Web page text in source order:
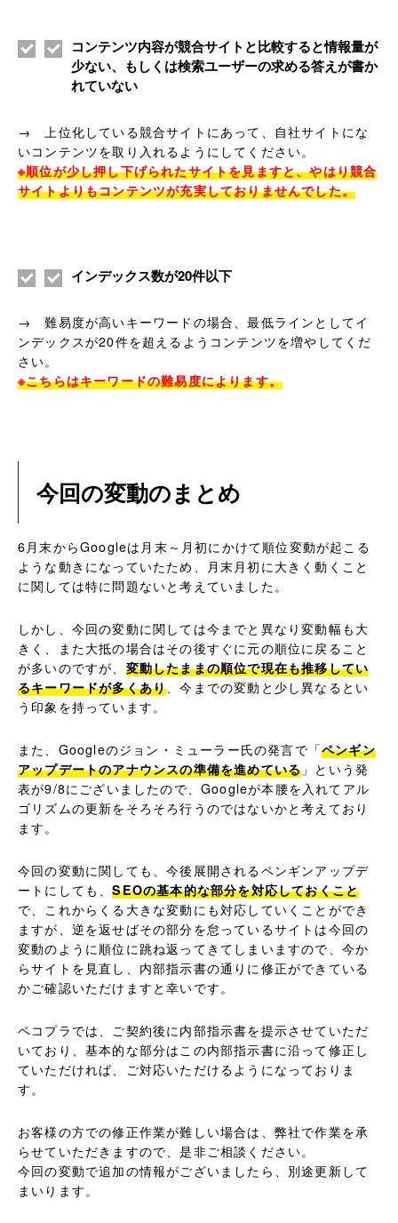
コンテンツ内容が競合サイトと比較すると情報量が
少ない、もしくは検索ユーザーの求める答えが書か
れていない
→ 上位化している競合サイトにあって、自社サイトにな
いコンテンツを取り入れるようにしてください。
※順位が少し押し下げられたサイトを見ますと、やはり競合
サイトよりもコンテンツが充実しておりませんでした。
インデックス数が20件以下
→ 難易度が高いキーワードの場合、最低ラインとしてイ
ンデックスが20件を超えるようコンテンツを増やしてくだ
さい。
※こちらはキーワードの難易度によります。
今回の変動のまとめ
6月末からGoogleは月末～月初にかけて順位変動が起こる
ような動きになっていたため、月末月初に大きく動くこと
に関しては特に問題ないと考えていました。
しかし、今回の変動に関しては今までと異なり変動幅も大
きく、また大抵の場合はその後すぐに元の順位に戻ること
が多いのですが、 変動したままの順位で現在も推移してい
るキーワードが多くあり、今までの変動と少し異なるとい
う印象を持っています。
また、Googleのジョン・ミューラー氏の発言で「ペンギン
アップデートのアナウンスの準備を進めている 」という発
表が9/8にございましたので、Googleが本腰を入れてアル
ゴリズムの更新をそろそろ行うのではないかと考えており
ます。
今回の変動に関しても、今後展開されるペンギンアップデ
ートにしても、SEOの基本的な部分を対応しておくこと
で、これからくる大きな変動にも対応していくことができ
ますが、逆を返せばその部分を怠っているサイトは今回の
変動のように順位に跳ね返ってきてしまいますので、今か
らサイトを見直し、内部指示書の通りに修正ができている
かご確認いただけますと幸いです。
ペコプラでは、ご契約後に内部指示書を提示させていただ
いており、基本的な部分はこの内部指示書に沿って修正し
ていただければ、ご対応いただけるようになっておりま
す。
お客様の方での修正作業が難しい場合は、弊社で作業を承
らせていただきますので、是非ご相談ください。
今回の変動で追加の情報がございましたら、別途更新して
まいります。